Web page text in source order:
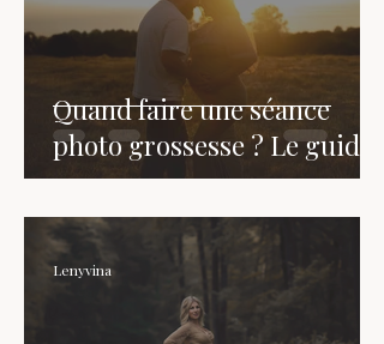
Quand faire une séance
photo grossesse ? Le guide
Lenyvina